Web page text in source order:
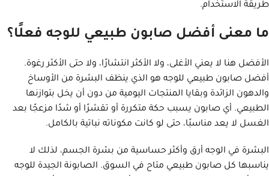
طريقة الاستخدام.
ما معنى أفضل صابون طبيعي للوجه فعلًا؟
الأفضل هنا لا يعني الأغلى، ولا الأكثر انتشارًا، ولا حتى الأكثر رغوة.
أفضل صابون طبيعي للوجه هو الذي ينظف البشرة من الأوساخ
والدهون الزائدة وبقايا المنتجات اليومية من دون أن يخل بتوازنها
الطبيعي. أي صابون يسبب حكة متكررة أو تقشرًا أو شدًا مزعجًا بعد
الغسل لا يعد مناسبًا، حتى لو كانت مكوناته نباتية بالكامل.
البشرة في الوجه أرق وأكثر حساسية من بشرة الجسم، لذلك لا
يناسبها كل صابون طبيعي متاح في السوق. الصابونة الجيدة للوجه